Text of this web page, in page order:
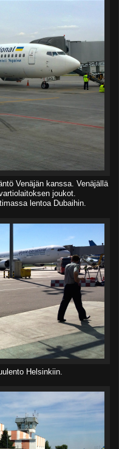
Venäjän kanssa. Venäjällä
joukot.
lentoa Dubaihin.
Helsinkiin.